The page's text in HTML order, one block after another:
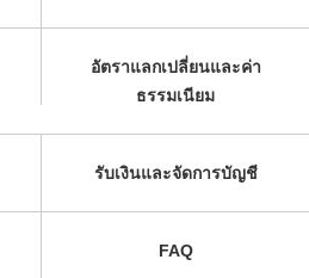
อัตราแลกเปลี่ยนและค่า
ธรรมเนียม
รับเงินและจัดการบัญชี
FAQ